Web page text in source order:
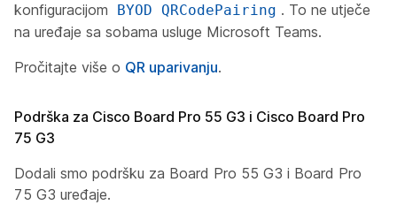
konfiguracijom
BYOD QRCodePairing . To ne utječe
na uređaje sa sobama usluge Microsoft Teams.
Pročitajte više o QR uparivanju.
Podrška za Cisco Board Pro 55 G3 i Cisco Board Pro
75 G3
Dodali smo podršku za Board Pro 55 G3 i Board Pro
75 G3 uređaje.